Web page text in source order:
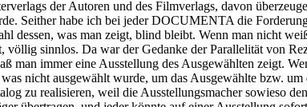
der Autoren und des Filmverlags, davon
Seither habe ich bei jeder DOCUMENTA die
dessen, was man zeigt, blind bleibt. Wenn man nicht
völlig sinnlos. Da war der Gedanke der Parallelität von
man immer eine Ausstellung des Ausgewählten zeigt.
nicht ausgewählt wurde, um das Ausgewählte bzw.
zu realisieren, weil die Ausstellungsmacher sowieso